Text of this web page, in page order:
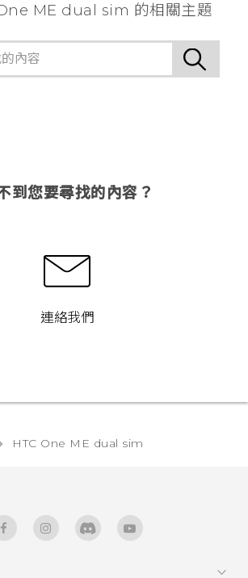
ME dual sim 的相關主題
到您要尋找的內容？
連絡我們
HTC One ME dual sim‎